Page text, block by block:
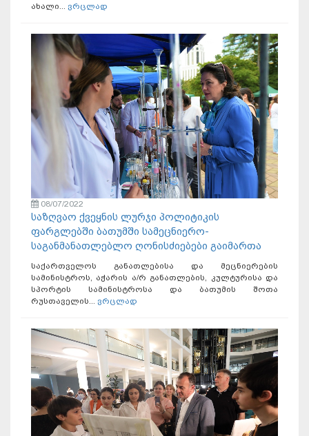
ახალი... ვრცლად
08/07/2022
საზღვაო ქვეყნის ლურჯი პოლიტიკის
ფარგლებში ბათუმში სამეცნიერო-
საგანმანათლებლო ღონისძიებები გაიმართა
საქართველოს განათლებისა და მეცნიერების
სამინისტროს, აჭარის ა/რ განათლების, კულტურისა და
სპორტის სამინისტროსა და ბათუმის შოთა
რუსთაველის... ვრცლად